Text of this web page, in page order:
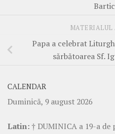
MATERIALUL
Papa a celebrat
sărbătoarea Sf.
CALENDAR
Duminică, 9 august 2026
Latin:† DUMINICA a 19-a de